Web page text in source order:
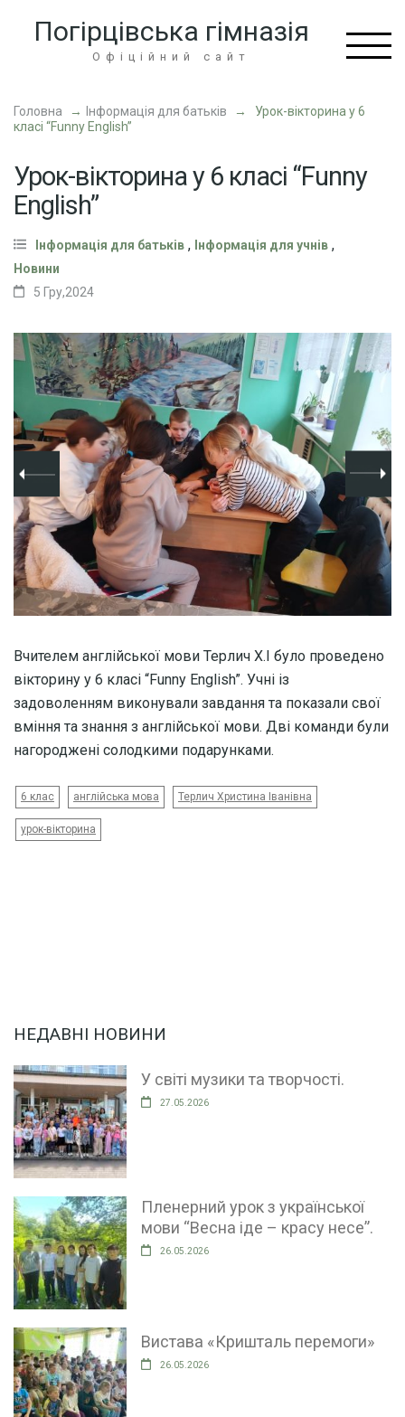
Enter)
Погірцівська гімназія
Офіційний сайт
Головна → Інформація для батьків →
Урок-вікторина у 6
класі “Funny English”
Урок-вікторина у 6 класі “Funny
English”
Інформація для батьків , Інформація для учнів ,
Новини
5 Гру,2024
Вчителем англійської мови Терлич Х.І було проведено
вікторину у 6 класі “Funny English”. Учні із
задоволенням виконували завдання та показали свої
вміння та знання з англійської мови. Дві команди були
нагороджені солодкими подарунками.
6 клас англійська мова Терлич Христина Іванівна
урок-вікторина
НЕДАВНІ НОВИНИ
У світі музики та творчості.
27.05.2026
Пленерний урок з української
мови “Весна іде – красу несе”.
26.05.2026
Вистава «Кришталь перемоги»
26.05.2026